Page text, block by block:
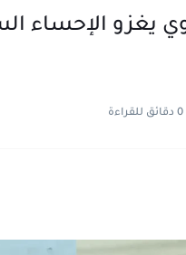
يغزو
0 دقائق للقراءة